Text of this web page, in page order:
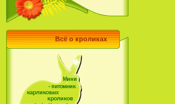
Всё о кроликах